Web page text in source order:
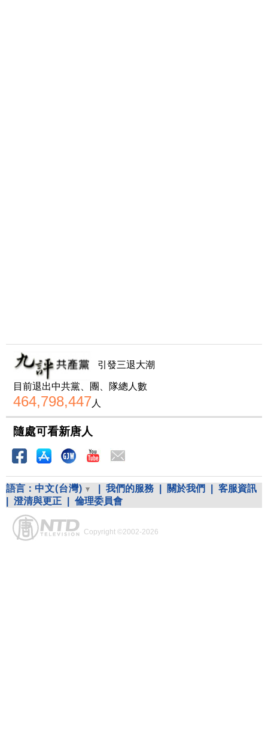
引發三退大潮
目前退出中共黨、團、隊總人數
464,798,447人
隨處可看新唐人
語言： 中文(台灣) 我們的服務 關於我們
客服資訊
澄清與更正 倫理委員會
Copyright ©2002-2026